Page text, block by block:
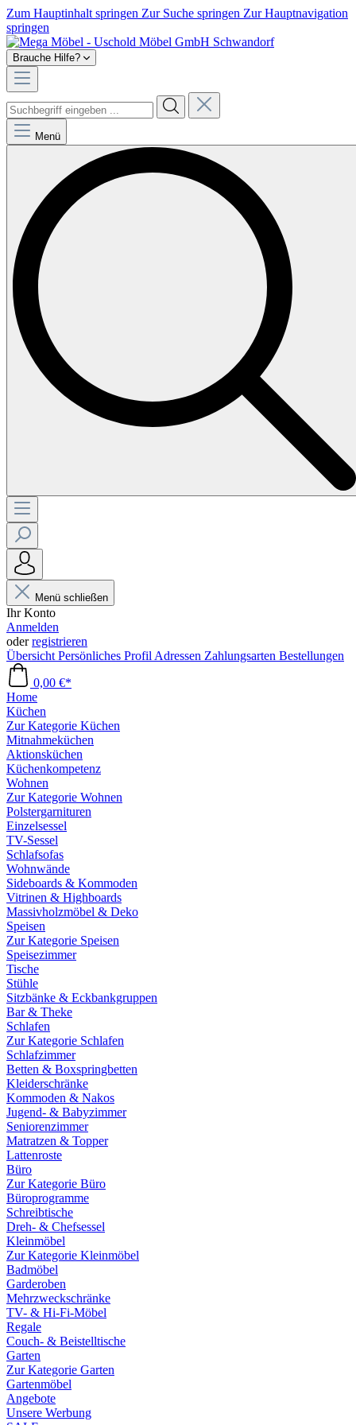
Zum Hauptinhalt springen Zur Suche springen Zur Hauptnavigation
springen
Brauche Hilfe?
Menü
Menü schließen
Ihr Konto
Anmelden
oderregistrieren
Übersicht Persönliches Profil Adressen Zahlungsarten Bestellungen
0,00 €*
Home
Küchen
Zur Kategorie Küchen
Mitnahmeküchen
Aktionsküchen
Küchenkompetenz
Wohnen
Zur Kategorie Wohnen
Polstergarnituren
Einzelsessel
TV-Sessel
Schlafsofas
Wohnwände
Sideboards & Kommoden
Vitrinen & Highboards
Massivholzmöbel & Deko
Speisen
Zur Kategorie Speisen
Speisezimmer
Tische
Stühle
Sitzbänke & Eckbankgruppen
Bar & Theke
Schlafen
Zur Kategorie Schlafen
Schlafzimmer
Betten & Boxspringbetten
Kleiderschränke
Kommoden & Nakos
Jugend- & Babyzimmer
Seniorenzimmer
Matratzen & Topper
Lattenroste
Büro
Zur Kategorie Büro
Büroprogramme
Schreibtische
Dreh- & Chefsessel
Kleinmöbel
Zur Kategorie Kleinmöbel
Badmöbel
Garderoben
Mehrzweckschränke
TV- & Hi-Fi-Möbel
Regale
Couch- & Beistelltische
Garten
Zur Kategorie Garten
Gartenmöbel
Angebote
Unsere Werbung